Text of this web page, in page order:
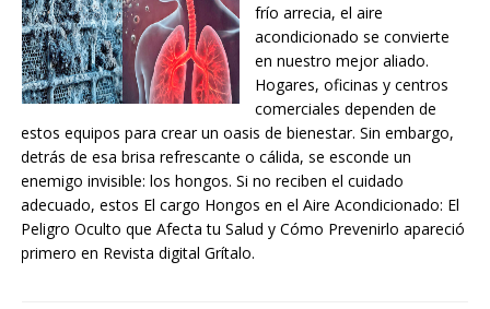
frío arrecia, el aire
acondicionado se convierte
en nuestro mejor aliado.
Hogares, oficinas y centros
comerciales dependen de
estos equipos para crear un oasis de bienestar. Sin embargo,
detrás de esa brisa refrescante o cálida, se esconde un
enemigo invisible: los hongos. Si no reciben el cuidado
adecuado, estos El cargo Hongos en el Aire Acondicionado: El
Peligro Oculto que Afecta tu Salud y Cómo Prevenirlo apareció
primero en Revista digital Grítalo.